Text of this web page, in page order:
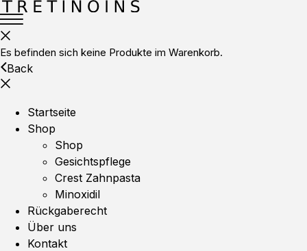
Es befinden sich keine Produkte im Warenkorb.
Back
Startseite
Shop
Shop
Gesichtspflege
Crest Zahnpasta
Minoxidil
Rückgaberecht
Über uns
Kontakt